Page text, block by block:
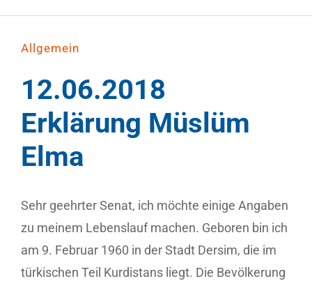
Allgemein
12.06.2018
Erklärung Müslüm
Elma
Sehr geehrter Senat, ich möchte einige Angaben
zu meinem Lebenslauf machen. Geboren bin ich
am 9. Februar 1960 in der Stadt Dersim, die im
türkischen Teil Kurdistans liegt. Die Bevölkerung